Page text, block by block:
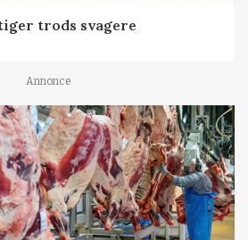
trods svagere
Annonce